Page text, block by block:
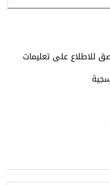
للاطلاع على تعليمات